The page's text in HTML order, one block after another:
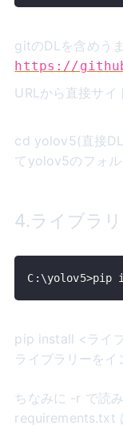
gitのDLを含めう
https://
URLから直接サイ
cd yolov5(直接
てyolov5のフォ
4.ライブラ
pip install <ライ
ライブラリーをイ
ちなみに -r で読
requirements.txt